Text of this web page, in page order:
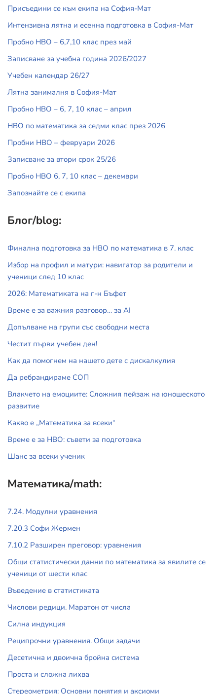
Присъедини се към екипа на София-Мат
Интензивна лятна и есенна подготовка в София-Мат
Пробно НВО – 6,7,10 клас през май
Записване за учебна година 2026/2027
Учебен календар 26/27
Лятна занималня в София-Мат
Пробно НВО – 6, 7, 10 клас – април
НВО по математика за седми клас през 2026
Пробни НВО – февруари 2026
Записване за втори срок 25/26
Пробно НВО 6, 7, 10 клас – декември
Запознайте се с екипа
Блог/blog:
Финална подготовка за НВО по математика в 7. клас
Избор на профил и матури: навигатор за родители и
ученици след 10 клас
2026: Математиката на г-н Бъфет
Време е за важния разговор… за АI
Допълване на групи със свободни места
Честит първи учебен ден!
Как да помогнем на нашето дете с дискалкулия
Да ребрандираме СОП
Влакчето на емоциите: Сложния пейзаж на юношеското
развитие
Какво е „Математика за всеки“
Време е за НВО: съвети за подготовка
Шанс за всеки ученик
Математика/math:
7.24. Модулни уравнения
7.20.3 Софи Жермен
7.10.2 Разширен преговор: уравнения
Общи статистически данни по математика за явилите се
ученици от шести клас
Въведение в статистиката
Числови редици. Маратон от числа
Силна индукция
Реципрочни уравнения. Общи задачи
Десетична и двоична бройна система
Проста и сложна лихва
Стереометрия: Основни понятия и аксиоми